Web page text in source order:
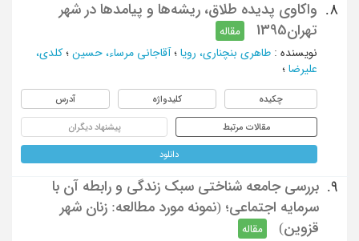
8.
واکاوی پدیده طلاق، ریشه‌ها و پیامد‌ها در شهر
تهران1395
مقاله
نویسنده : طاهری بنچناری، رویا ؛ آقاجانی مرساء، حسین ؛ کلدی،
علیرضا ؛
چکیده کلیدواژه آدرس
مقالات مرتبط پیشنهاد دیگران
دانلود
9.
بررسی جامعه شناختی سبک زندگی و رابطه آن با
سرمایه اجتماعی؛ (نمونه مورد مطالعه: زنان شهر
قزوین)
مقاله